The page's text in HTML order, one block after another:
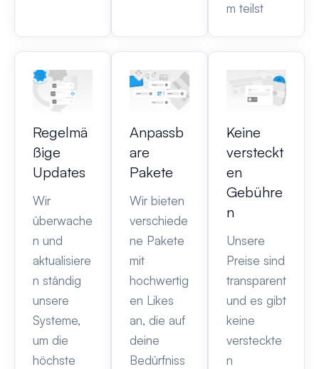
m teilst
Regelmä
ßige
Updates
Wir
überwache
n und
aktualisiere
n ständig
unsere
Systeme,
um die
höchste
Anpassb
are
Pakete
Wir bieten
verschiede
ne Pakete
mit
hochwertig
en Likes
an, die auf
deine
Bedürfniss
Keine
versteckt
en
Gebühre
n
Unsere
Preise sind
transparent
und es gibt
keine
versteckte
n